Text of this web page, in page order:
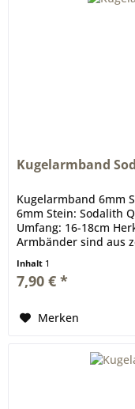
Kugelarmband
Kugelarmband 6mm
6mm Stein: Sodalith
Umfang: 16-18cm
Armbänder sind aus
Inhalt 1
7,90 € *
Merken